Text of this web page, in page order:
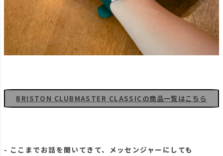
BRISTON CLUBMASTER CLASSICの商品一覧はこちら
- ここまでお話を聞いてきて、メッセンジャーにしても